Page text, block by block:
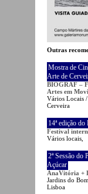
Outras
Mostra de
Arte de
BIOGRAF –
Artes em
Vários Locais
Cerveira
14ª edição
Festival
Vários locais,
2ª Sessão do
Açúcar
AnaVitória +
Jardins do
Lisboa